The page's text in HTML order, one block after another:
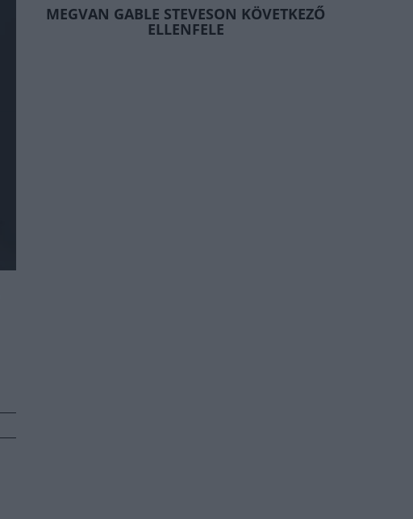
MEGVAN GABLE STEVESON KÖVETKEZŐ
ELLENFELE